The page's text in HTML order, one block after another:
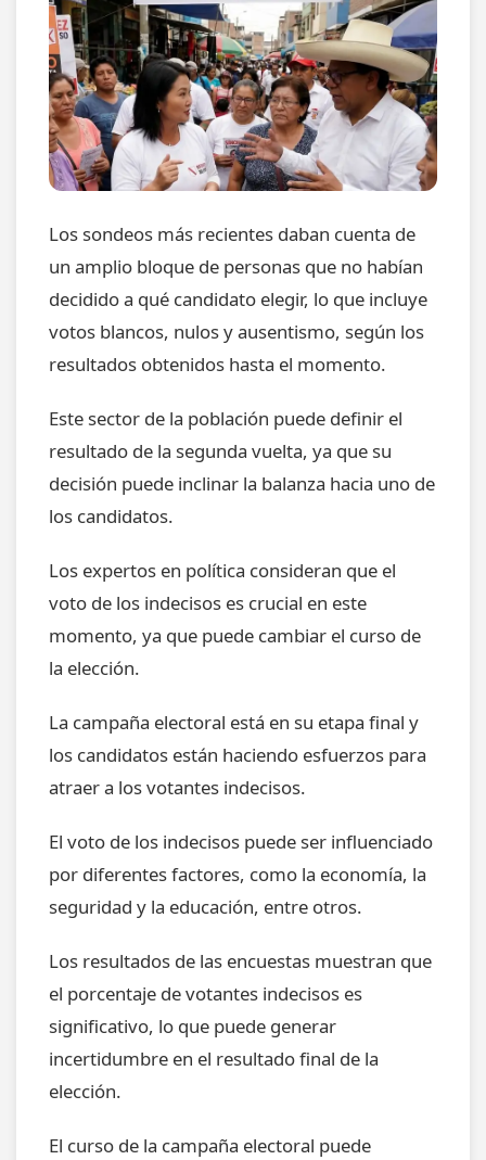
Los sondeos más recientes daban cuenta de
un amplio bloque de personas que no habían
decidido a qué candidato elegir, lo que incluye
votos blancos, nulos y ausentismo, según los
resultados obtenidos hasta el momento.
Este sector de la población puede definir el
resultado de la segunda vuelta, ya que su
decisión puede inclinar la balanza hacia uno de
los candidatos.
Los expertos en política consideran que el
voto de los indecisos es crucial en este
momento, ya que puede cambiar el curso de
la elección.
La campaña electoral está en su etapa final y
los candidatos están haciendo esfuerzos para
atraer a los votantes indecisos.
El voto de los indecisos puede ser influenciado
por diferentes factores, como la economía, la
seguridad y la educación, entre otros.
Los resultados de las encuestas muestran que
el porcentaje de votantes indecisos es
significativo, lo que puede generar
incertidumbre en el resultado final de la
elección.
El curso de la campaña electoral puede